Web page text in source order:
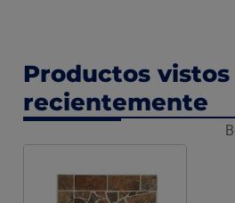
Productos vistos
recientemente